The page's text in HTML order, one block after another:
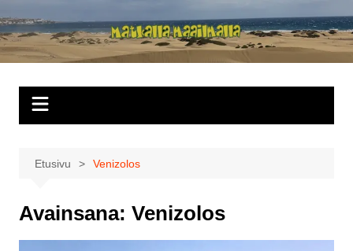
sisältöön
Matkalla
maailmalla
Etusivu Venizolos
Avainsana: Venizolos